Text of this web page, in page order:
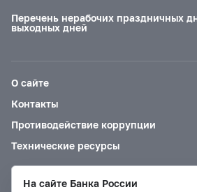
Перечень нерабочих праздничных
выходных дней
О сайте
Контакты
Противодействие коррупции
Технические ресурсы
На сайте Банка России